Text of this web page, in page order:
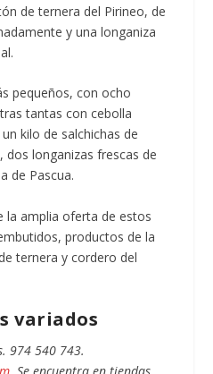
de ternera del Pirineo, de
y una longaniza
pequeños, con ocho
tantas con cebolla
kilo de salchichas de
longanizas frescas de
de Pascua.
la amplia oferta de estos
productos de la
ternera y cordero del
variados
974 540 743.